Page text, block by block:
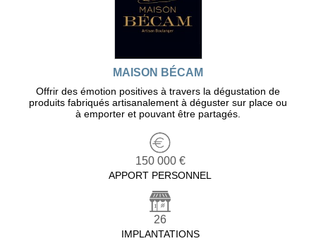
MAISON BÉCAM
Offrir des émotion positives à travers la dégustation de
produits fabriqués artisanalement à déguster sur place ou
à emporter et pouvant être partagés.
150 000 €
APPORT PERSONNEL
26
IMPLANTATIONS